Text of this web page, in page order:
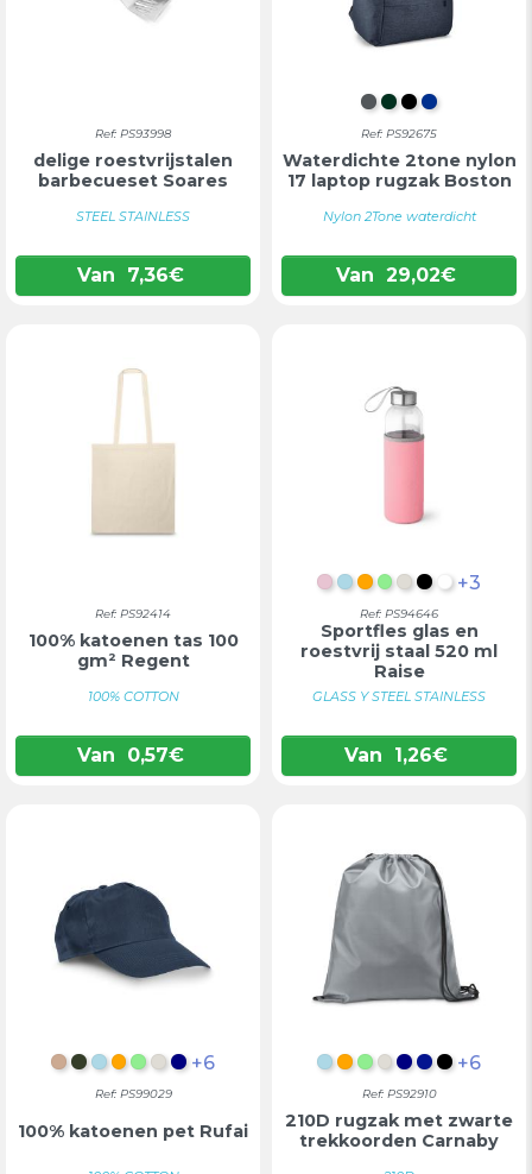
Ref: PS93998
delige roestvrijstalen
barbecueset Soares
STEEL STAINLESS
Van 7,36€
DONKERGRIJS
ZWART
BLAUW
Ref: PS92675
Waterdichte 2tone nylon
17 laptop rugzak Boston
Nylon 2Tone waterdicht
Van 29,02€
Ref: PS92414
100% katoenen tas 100
gm² Regent
100% COTTON
Van 0,57€
LICHTROZE
LICHTBLAUW
ORANJE
LICHTGROEN
LICHTGRIJS
ZWART
WIT
+3
Ref: PS94646
Sportfles glas en
roestvrij staal 520 ml
Raise
GLASS Y STEEL STAINLESS
Van 1,26€
LICHT NATUURLIJK
LEGERGROEN
LICHTBLAUW
ORANJE
LICHTGROEN
LICHTGRIJS
DONKERBLAUW
+6
Ref: PS99029
100% katoenen pet Rufai
LICHTBLAUW
ORANJE
LICHTGROEN
LICHTGRIJS
ZWART
+6
Ref: PS92910
210D rugzak met zwarte
trekkoorden Carnaby